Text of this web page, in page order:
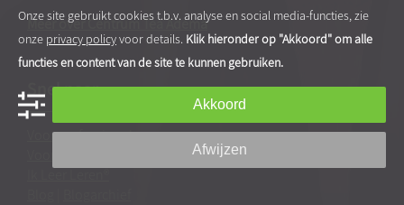
Meer over Centrum Tea Adema
Snel naar…
Voor professionals
Onze site gebruikt cookies t.b.v. analyse en social media-functies, zie
onze privacy policyvoor details. Klik hieronder op "Akkoord" om alle
functies en content van de site te kunnen gebruiken.
Akkoord
Afwijzen